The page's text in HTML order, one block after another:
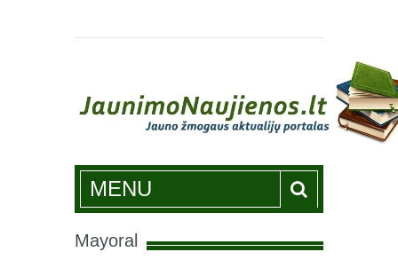
Jaunimonaujienos.lt
MENU
Mayoral